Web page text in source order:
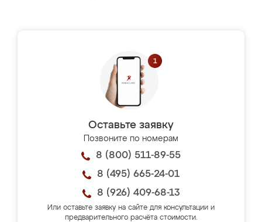
Оставьте заявку
Позвоните по номерам
8 (800) 511-89-55
8 (495) 665-24-01
8 (926) 409-68-13
Или оставьте заявку на сайте для консультации и
предварительного расчёта стоимости.